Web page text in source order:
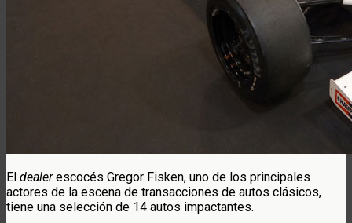
El dealerescocés Gregor Fisken, uno de los principales
actores de la escena de transacciones de autos clásicos,
tiene una selección de 14 autos impactantes.